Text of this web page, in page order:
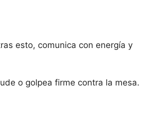
esto, comunica con energía y
o golpea firme contra la mesa.